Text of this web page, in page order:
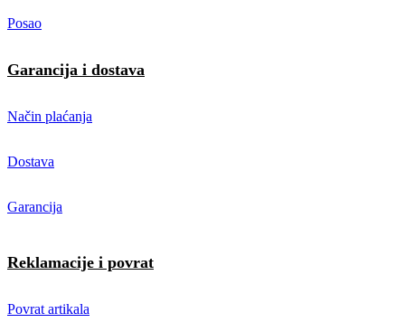
Posao
Garancija i dostava
Način plaćanja
Dostava
Garancija
Reklamacije i povrat
Povrat artikala